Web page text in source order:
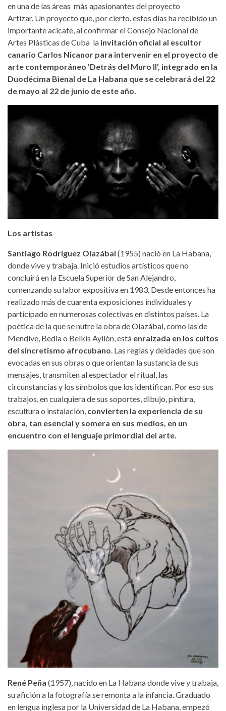
en una de las áreas más apasionantes del proyecto
Artizar. Un proyecto que, por cierto, estos días ha recibido un
importante acicate, al confirmar el Consejo Nacional de
Artes Plásticas de Cuba la invitación oficial al escultor
canario Carlos Nicanor para intervenir en el proyecto de
arte contemporáneo 'Detrás del Muro II', integrado en la
Duodécima Bienal de La Habana que se celebrará del 22
de mayo al 22 de junio de este año.
Los artistas
Santiago Rodríguez Olazábal (1955) nació en La Habana,
donde vive y trabaja. Inició estudios artísticos que no
concluirá en la Escuela Superior de San Alejandro,
comenzando su labor expositiva en 1983. Desde entonces ha
realizado más de cuarenta exposiciones individuales y
participado en numerosas colectivas en distintos países. La
poética de la que se nutre la obra de Olazábal, como las de
Mendive, Bedia o Belkis Ayllón, está enraizada en los cultos
del sincretismo afrocubano. Las reglas y deidades que son
evocadas en sus obras o que orientan la sustancia de sus
mensajes, transmiten al espectador el ritual, las
circunstancias y los símbolos que los identifican. Por eso sus
trabajos, en cualquiera de sus soportes, dibujo, pintura,
escultura o instalación, convierten la experiencia de su
obra, tan esencial y somera en sus medios, en un
encuentro con el lenguaje primordial del arte.
René Peña (1957), nacido en La Habana donde vive y trabaja,
su afición a la fotografía se remonta a la infancia. Graduado
en lengua inglesa por la Universidad de La Habana, empezó